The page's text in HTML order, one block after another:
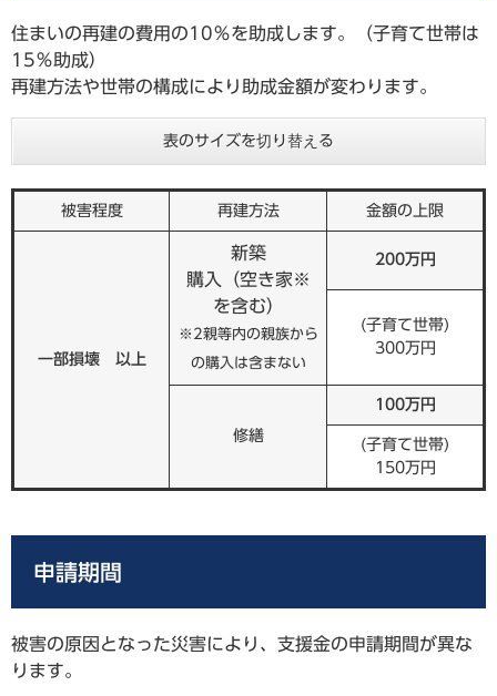
住まいの再建の費用の10％を助成します。（子育て世帯は
15％助成）
再建方法や世帯の構成により助成金額が変わります。
表のサイズを切り替える
被害程度 再建方法 金額の上限
一部損壊 以上
新築​
購入（空き家※
を含む）
※2親等内の親族から
の購入は含まない
200万円
(子育て世帯)
300万円
修繕
100万円
(子育て世帯)
150万円
申請期間
被害の原因となった災害により、支援金の申請期間が異な
ります。